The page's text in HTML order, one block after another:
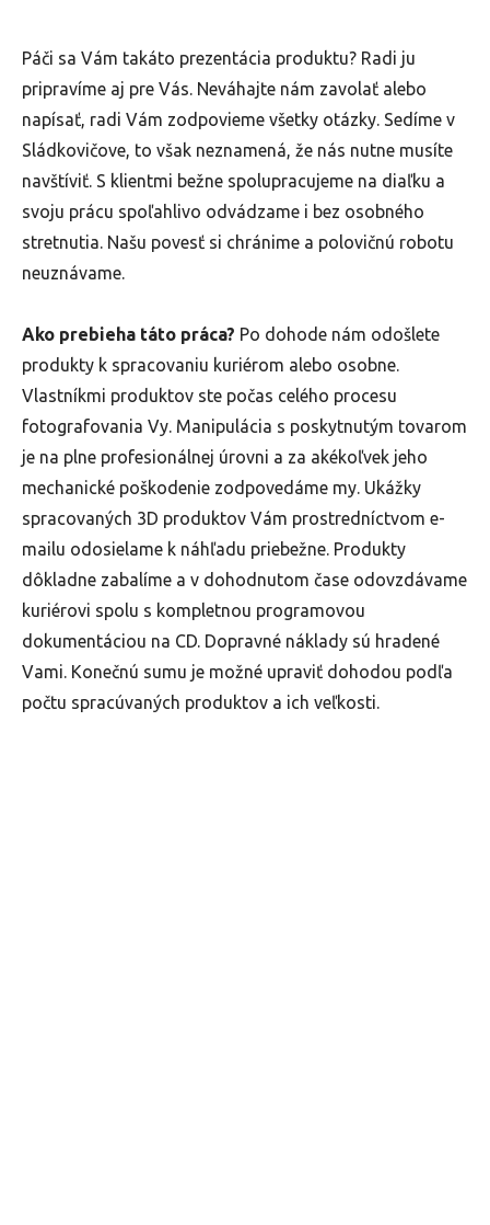
Páči sa Vám takáto prezentácia produktu? Radi ju
pripravíme aj pre Vás. Neváhajte nám zavolať alebo
napísať, radi Vám zodpovieme všetky otázky. Sedíme v
Sládkovičove, to však neznamená, že nás nutne musíte
navštíviť. S klientmi bežne spolupracujeme na diaľku a
svoju prácu spoľahlivo odvádzame i bez osobného
stretnutia. Našu povesť si chránime a polovičnú robotu
neuznávame.
Ako prebieha táto práca? Po dohode nám odošlete
produkty k spracovaniu kuriérom alebo osobne.
Vlastníkmi produktov ste počas celého procesu
fotografovania Vy. Manipulácia s poskytnutým tovarom
je na plne profesionálnej úrovni a za akékoľvek jeho
mechanické poškodenie zodpovedáme my. Ukážky
spracovaných 3D produktov Vám prostredníctvom e-
mailu odosielame k náhľadu priebežne. Produkty
dôkladne zabalíme a v dohodnutom čase odovzdávame
kuriérovi spolu s kompletnou programovou
dokumentáciou na CD. Dopravné náklady sú hradené
Vami. Konečnú sumu je možné upraviť dohodou podľa
počtu spracúvaných produktov a ich veľkosti.